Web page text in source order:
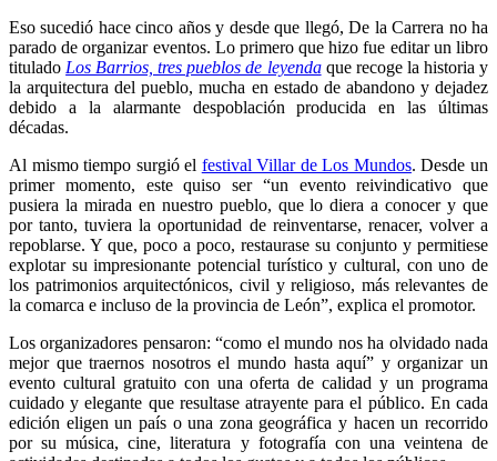
Eso sucedió hace cinco años y desde que llegó, De la Carrera no ha
parado de organizar eventos. Lo primero que hizo fue editar un libro
titulado Los Barrios, tres pueblos de leyendaque recoge la historia y
la arquitectura del pueblo, mucha en estado de abandono y dejadez
debido a la alarmante despoblación producida en las últimas
décadas.
Al mismo tiempo surgió el festival Villar de Los Mundos. Desde un
primer momento, este quiso ser “un evento reivindicativo que
pusiera la mirada en nuestro pueblo, que lo diera a conocer y que
por tanto, tuviera la oportunidad de reinventarse, renacer, volver a
repoblarse. Y que, poco a poco, restaurase su conjunto y permitiese
explotar su impresionante potencial turístico y cultural, con uno de
los patrimonios arquitectónicos, civil y religioso, más relevantes de
la comarca e incluso de la provincia de León”, explica el promotor.
Los organizadores pensaron: “como el mundo nos ha olvidado nada
mejor que traernos nosotros el mundo hasta aquí” y organizar un
evento cultural gratuito con una oferta de calidad y un programa
cuidado y elegante que resultase atrayente para el público. En cada
edición eligen un país o una zona geográfica y hacen un recorrido
por su música, cine, literatura y fotografía con una veintena de